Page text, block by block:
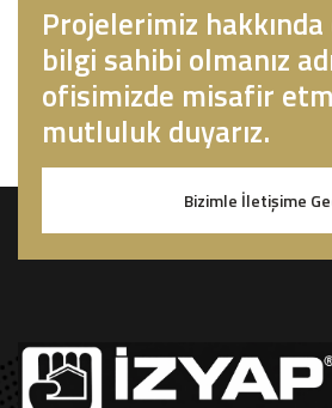
Projelerimiz
bilgi sahibi olmanız
ofisimizde misafir
mutluluk duyarız.
Bizimle İletişime